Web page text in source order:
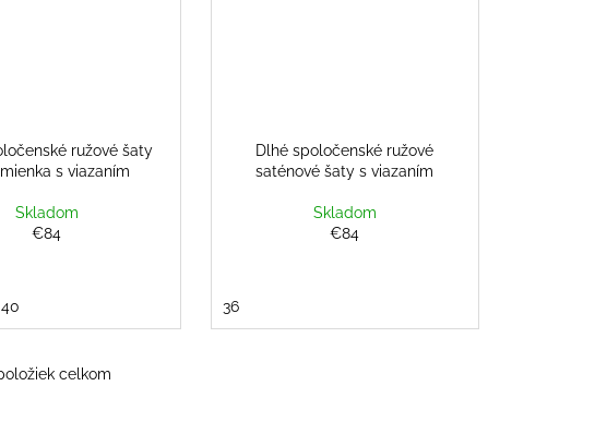
ružové šaty
s viazaním
Skladom
€84
40
Dlhé spoločenské ružové
saténové šaty s viazaním
Skladom
€84
36
Ocelkom